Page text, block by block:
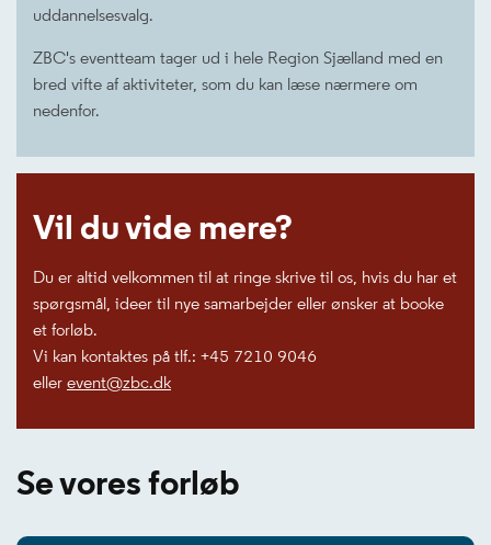
uddannelsesvalg.
ZBC's eventteam tager ud i hele Region Sjælland med en
bred vifte af aktiviteter, som du kan læse nærmere om
nedenfor.
Vil du vide mere?
Du er altid velkommen til at ringe skrive til os, hvis du har et
spørgsmål, ideer til nye samarbejder eller ønsker at booke
et forløb.
Vi kan kontaktes på tlf.: +45 7210 9046
eller event@zbc.dk
Se vores forløb